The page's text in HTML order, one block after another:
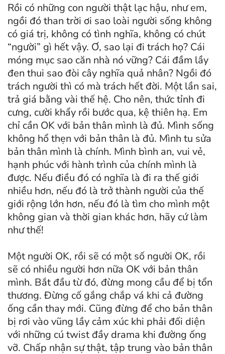
Rồi có những con người thật lạc hậu, như em,
ngồi đó than trời ơi sao loài người sống không
có giá trị, không có tình nghĩa, không có chút
“người” gì hết vậy. Ơ, sao lại đi trách họ? Cái
móng mục sao căn nhà nó vững? Cái đầm lầy
đen thui sao đòi cây nghĩa quả nhân? Ngồi đó
trách người thì có mà trách hết đời. Một lần sai,
trả giá bằng vài thế hệ. Cho nên, thức tỉnh đi
cưng, cười khẩy rồi bước qua, kệ thiên hạ. Em
chỉ cần OK với bản thân mình là đủ. Mình sống
không hổ thẹn với bản thân là đủ. Mình tu sửa
bản thân mình là chính. Mình bình an, vui vẻ,
hạnh phúc với hành trình của chính mình là
được. Nếu điều đó có nghĩa là đi ra thế giới
nhiều hơn, nếu đó là trở thành người của thế
giới rộng lớn hơn, nếu đó là tìm cho mình một
không gian và thời gian khác hơn, hãy cứ làm
như thế!
Một người OK, rồi sẽ có một số người OK, rồi
sẽ có nhiều người hơn nữa OK với bản thân
mình. Bắt đầu từ đó, đừng mong cầu để bị tổn
thương. Đừng cố gắng chắp vá khi cả đường
ống cần thay mới. Cũng đừng để cho bản thân
bị rơi vào vũng lầy cảm xúc khi phải đối diện
với những cú twist đầy drama khi đường ống
vỡ. Chấp nhận sự thật, tập trung vào bản thân